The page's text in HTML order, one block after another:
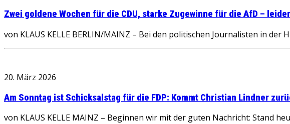
Zwei goldene Wochen für die CDU, starke Zugewinne für die AfD –
von KLAUS KELLE BERLIN/MAINZ – Bei den politischen Journalisten in
20. März 2026
Am Sonntag ist Schicksalstag für die FDP: Kommt Christian Lindner
von KLAUS KELLE MAINZ – Beginnen wir mit der guten Nachricht: Stand